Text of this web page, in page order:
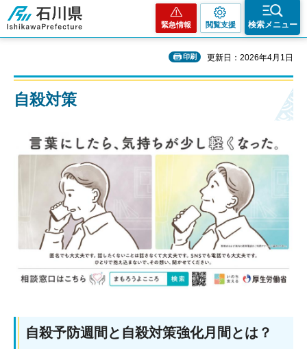
石川県
緊急情報 閲覧支援 検索メニュー
印刷 更新日：2026年4月1日
自殺対策
自殺予防週間と自殺対策強化月間とは？